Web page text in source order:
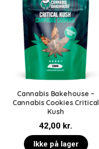
Cannabis Bakehouse –
Cannabis Cookies Critical
Kush
42,00 kr.
Ikke på lager